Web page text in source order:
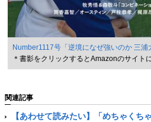
Number1117号「逆境になぜ強いのか 三浦
＊書影をクリックするとAmazonのサイト
関連記事
【あわせて読みたい】「めちゃくち